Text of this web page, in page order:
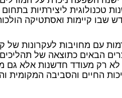
טכנולוגית ליצירתיות
שבו קיימות ואסתטיקה
עם מחויבות לעקרונות של
הבאים כתוצאה של
לא רק מעודד חדשנות אלא גם
החיים והסביבה המקומית